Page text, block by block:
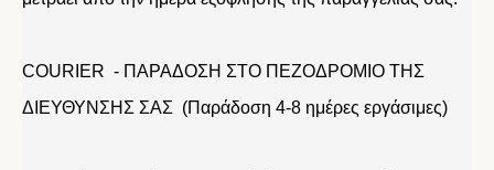
COURIER - ΠΑΡΑΔΟΣΗ ΣΤΟ ΠΕΖΟΔΡΟΜΙΟ ΤΗΣ
ΔΙΕΥΘΥΝΣΗΣ ΣΑΣ (Παράδοση 4-8 ημέρες εργάσιμες)